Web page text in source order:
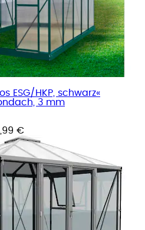
ESG/HKP, schwarz«
3 mm
€